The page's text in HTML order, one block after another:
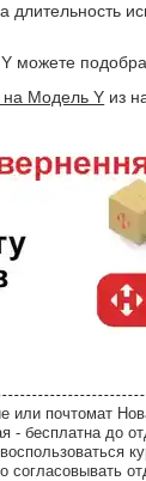
длительность
можете
на Модель Y из
или почтомат
- бесплатна до
согласовывать